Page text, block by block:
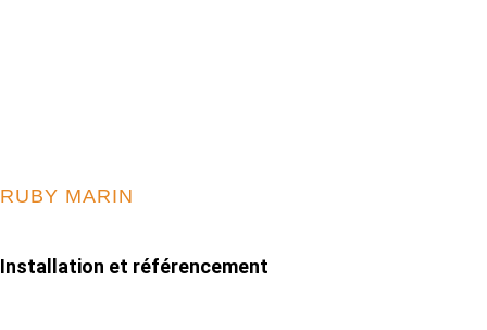
RUBY MARIN
Installation et référencement